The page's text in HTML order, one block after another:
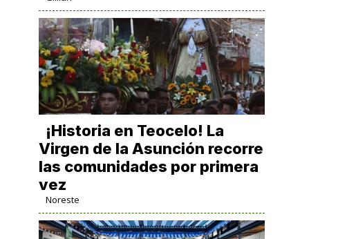
​¡Historia en Teocelo! La
Virgen de la Asunción recorre
las comunidades por primera
vez
Noreste